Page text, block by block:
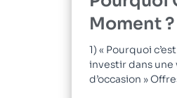
Moment ?
1) « Pourquoi
investir dans
d’occasion »